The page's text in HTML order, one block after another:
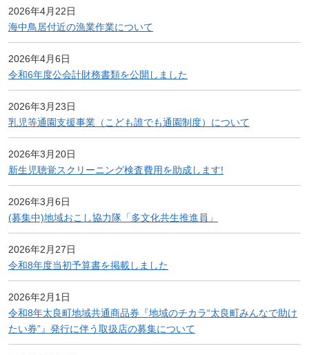
2026年4月22日
海中鳥居付近の漁業作業について
2026年4月6日
令和6年度公会計財務書類を公開しました
2026年3月23日
乳児等通園支援事業（こども誰でも通園制度）について
2026年3月20日
新生児聴覚スクリーニング検査費用を助成します!
2026年3月6日
(募集中)地域おこし協力隊「多文化共生推進員」
2026年2月27日
令和8年度当初予算書を掲載しました
2026年2月1日
令和8年太良町地域共通商品券『地域のチカラ“太良町みんなで助け
たい券”』発行に伴う取扱店の募集について